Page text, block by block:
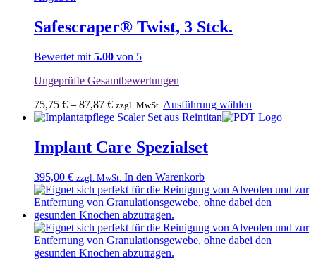
Safescraper® Twist, 3 Stck.
Bewertet mit 5.00 von 5
Ungeprüfte Gesamtbewertungen
75,75 € – 87,87 € zzgl. MwSt. Ausführung wählen
Produkt
Optionen
können
der
Produktseite
Implant Care Spezialset
395,00 € zzgl. MwSt. In den Warenkorb